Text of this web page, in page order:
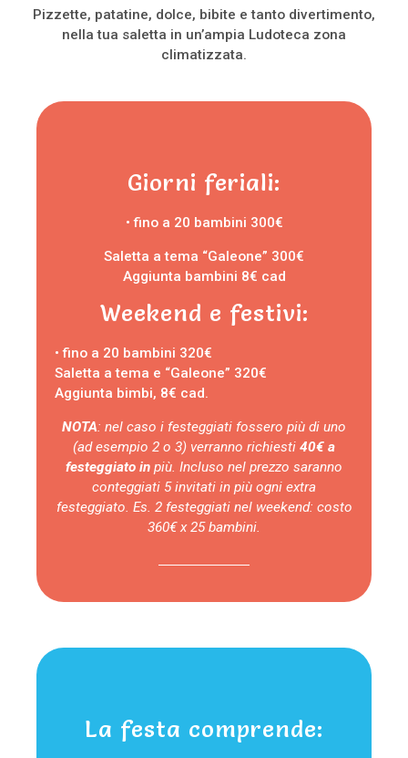
Pizzette, patatine, dolce, bibite e tanto divertimento,
nella tua saletta in un’ampia Ludoteca zona
climatizzata.
Giorni feriali:
• fino a 20 bambini 300€
Saletta a tema “Galeone” 300€
Aggiunta bambini 8€ cad
Weekend e festivi:
• fino a 20 bambini 320€
Saletta a tema e “Galeone” 320€
Aggiunta bimbi, 8€ cad.
NOTA: nel caso i festeggiati fossero più di uno
(ad esempio 2 o 3) verranno richiesti 40€ a
festeggiato in più. Incluso nel prezzo saranno
conteggiati 5 invitati in più ogni extra
festeggiato. Es. 2 festeggiati nel weekend: costo
360€ x 25 bambini.
La festa comprende: